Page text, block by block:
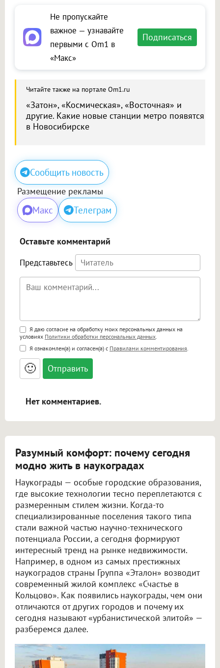
Не пропускайте
важное — узнавайте
первыми с Om1 в
«Макс»
Подписаться
Читайте также на портале Om1.ru
«Затон», «Космическая», «Восточная» и
другие. Какие новые станции метро появятся
в Новосибирске
Сообщить новость
Размещение рекламы
Макс Телеграм
Оставьте комментарий
Представьтесь
Поддержка HTML
<b>, <strong>, <u>, <i>, <em>, <s>, <big>,
<small>, <sup>, <sub>, <pre>, <ul>, <ol>, <li>,
<blockquote>, <code> экранирует HTML,
адреса URL автоматически становятся
ссылками, и [img]адрес[/img] будет
Я даю согласие на обработку моих персональных данных на
условиях Политики обработки персональных данных
Я ознакомлен(а) и согласен(а) с Правилами комментирования
🙂
Нет комментариев.
Разумный комфорт: почему сегодня
модно жить в наукоградах
Наукограды — особые городские образования,
где высокие технологии тесно переплетаются с
размеренным стилем жизни. Когда-то
специализированные поселения такого типа
стали важной частью научно-технического
потенциала России, а сегодня формируют
интересный тренд на рынке недвижимости.
Например, в одном из самых престижных
наукоградов страны Группа «Эталон» возводит
современный жилой комплекс «Счастье в
Кольцово». Как появились наукограды, чем они
отличаются от других городов и почему их
сегодня называют «урбанистической элитой» —
разберемся далее.